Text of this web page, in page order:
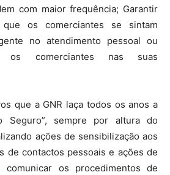
com maior frequência; Garantir
os comerciantes se sintam
no atendimento pessoal ou
os comerciantes nas suas
que a GNR laça todos os anos a
Seguro”, sempre por altura do
ações de sensibilização aos
de contactos pessoais e ações de
os procedimentos de